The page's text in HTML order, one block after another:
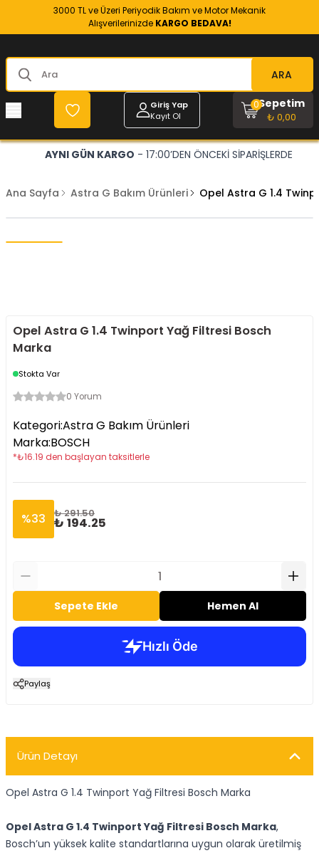
3000 TL ve Üzeri Periyodik Bakım ve Motor Mekanik
Alışverilerinizde KARGO BEDAVA!
ARA
Giriş Yap
Kayıt Ol
Sepetim
₺ 0,00
0
AYNI GÜN KARGO - 17:00’DEN ÖNCEKİ SİPARİŞLERDE
Ana Sayfa Astra G Bakım Ürünleri Opel Astra G 1.4
Opel Astra G 1.4 Twinport Yağ Filtresi Bosch
Marka
Stokta Var
0 Yorum
Kategori:Astra G Bakım Ürünleri
Marka:BOSCH
*₺16.19 den başlayan taksitlerle
%33 ₺ 291.50
₺ 194.25
Sepete Ekle Hemen Al
Paylaş
Ürün Detayı
Opel Astra G 1.4 Twinport Yağ Filtresi Bosch Marka
Opel Astra G 1.4 Twinport Yağ Filtresi Bosch Marka,
Bosch’un yüksek kalite standartlarına uygun olarak üretilmiş